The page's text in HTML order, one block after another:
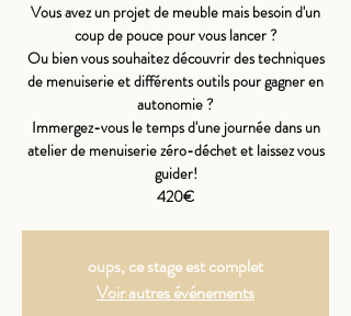
Vous avez un projet de meuble mais besoin d'un
coup de pouce pour vous lancer ?
Ou bien vous souhaitez découvrir des techniques
de menuiserie et différents outils pour gagner en
autonomie ?
Immergez-vous le temps d'une journée dans un
atelier de menuiserie zéro-déchet et laissez vous
guider!
420€
oups, ce stage est complet
Voir autres événements